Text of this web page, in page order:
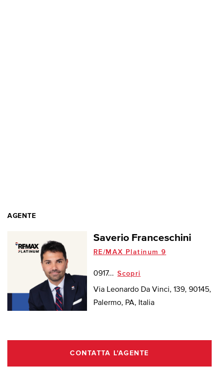
AGENTE
Saverio Franceschini
RE/MAX Platinum 9
0917... Scopri
Via Leonardo Da Vinci, 139, 90145,
Palermo, PA, Italia
CONTATTA L'AGENTE